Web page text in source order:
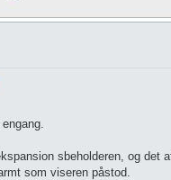
sbeholderen, og det
som viseren påstod.